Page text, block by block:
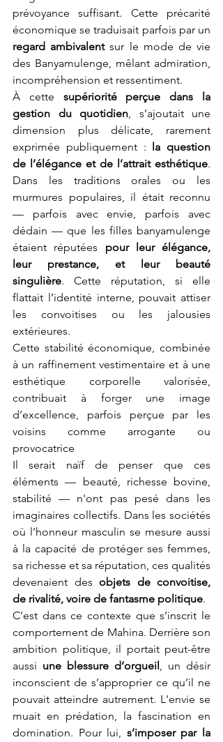
prévoyance suffisant. Cette précarité
regard ambivalent sur le mode de vie
des Banyamulenge, mêlant admiration,
incompréhension et ressentiment.
À cette supériorité perçue dans la
gestion du quotidien, s’ajoutait une
dimension plus délicate, rarement
exprimée publiquement : la question
de l’élégance et de l’attrait esthétique.
Dans les traditions orales ou les
murmures populaires, il était reconnu
— parfois avec envie, parfois avec
dédain — que les filles banyamulenge
étaient réputées pour leur élégance,
leur prestance, et leur beauté
singulière. Cette réputation, si elle
flattait l’identité interne, pouvait attiser
les convoitises ou les jalousies
extérieures.
Cette stabilité économique, combinée
à un raffinement vestimentaire et à une
esthétique corporelle valorisée,
contribuait à forger une image
d’excellence, parfois perçue par les
voisins comme arrogante ou
provocatrice
Il serait naïf de penser que ces
éléments — beauté, richesse bovine,
stabilité — n'ont pas pesé dans les
imaginaires collectifs. Dans les sociétés
où l’honneur masculin se mesure aussi
à la capacité de protéger ses femmes,
sa richesse et sa réputation, ces qualités
devenaient des objets de convoitise,
de rivalité, voire de fantasme politique.
C’est dans ce contexte que s’inscrit le
comportement de Mahina. Derrière son
ambition politique, il portait peut-être
aussi une blessure d’orgueil, un désir
inconscient de s’approprier ce qu’il ne
pouvait atteindre autrement. L'envie se
muait en prédation, la fascination en
domination. Pour lui, s’imposer par la